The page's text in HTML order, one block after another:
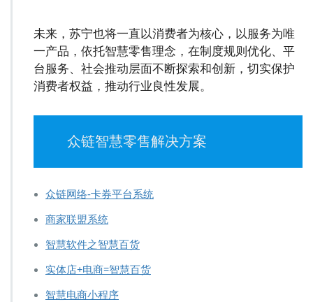
未来，苏宁也将一直以消费者为核心，以服务为唯
一产品，依托智慧零售理念，在制度规则优化、平
台服务、社会推动层面不断探索和创新，切实保护
消费者权益，推动行业良性发展。
众链智慧零售解决方案
众链网络-卡券平台系统
商家联盟系统
智慧软件之智慧百货
实体店+电商=智慧百货
智慧电商小程序